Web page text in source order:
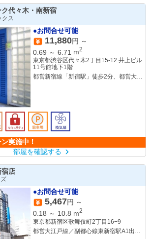
代々木・南新宿
クス
●お問合せ可能
11,880円 ～
0.69 ～ 6.71 m2
東京都渋谷区代々木2丁目15-12 井上ビル
11号館地下1階
都営新宿線「新宿駅」徒歩2分、都営大江
実施中！
部屋を確認する
宿店
●お問合せ可能
5,467円 ～
0.18 ～ 10.8 m2
東京都新宿区歌舞伎町2丁目16−9
都営大江戸線／副都心線東新宿駅A1出口